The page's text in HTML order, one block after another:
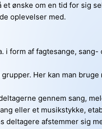
ønske om en tid for sig
oplevelser med.
i form af fagtesange,
Her kan man bruge
gennem sang,
eller et musikstykke,
afstemmer sig